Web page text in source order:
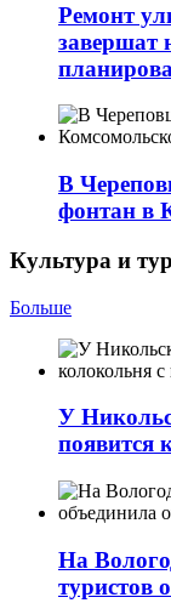
Ремонт
завершат
В
фонтан в
Культура и
Больше
У
появится
На
туристов